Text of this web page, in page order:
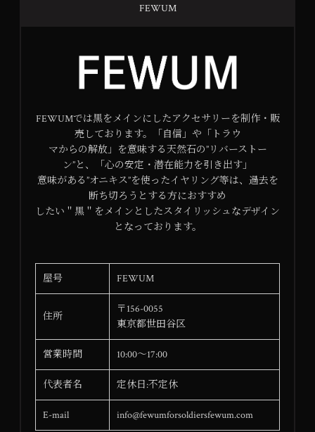
FEWUM
FEWUMでは黒をメインにしたアクセサリーを制作・販
売しております。「自信」や「トラウ
マからの解放」を意味する天然石の”リバーストー
ン”と、「心の安定・潜在能力を引き出す」
意味がある”オニキス”を使ったイヤリング等は、過去を
断ち切ろうとする方におすすめ
したい＂黒＂をメインとしたスタイリッシュなデザイン
となっております。
屋号 FEWUM
住所
〒156-0055
東京都世田谷区
営業時間 10:00～17:00
代表者名 定休日:不定休
E-mail info@fewumforsoldiersfewum.com